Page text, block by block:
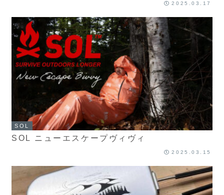
2025.03.17
SOL
SOL ニューエスケープヴィヴィ
2025.03.15